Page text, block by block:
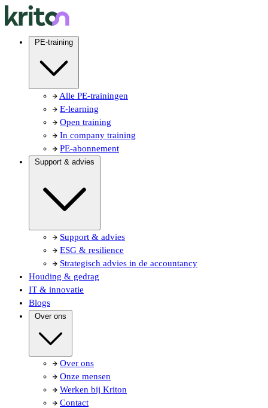
PE-training
Alle PE-trainingen
E-learning
Open training
In company training
PE-abonnement
Support & advies
Support & advies
ESG & resilience
Strategisch advies in de accountancy
Houding & gedrag
IT & innovatie
Blogs
Over ons
Over ons
Onze mensen
Werken bij Kriton
Contact